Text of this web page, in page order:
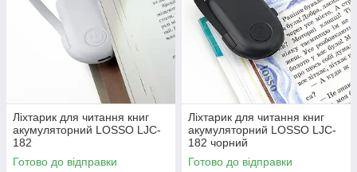
Ліхтарик для читання книг
акумуляторний LOSSO LJC-
182
Готово до відправки
Ліхтарик для читання книг
акумуляторний LOSSO LJC-
182 чорний
Готово до відправки